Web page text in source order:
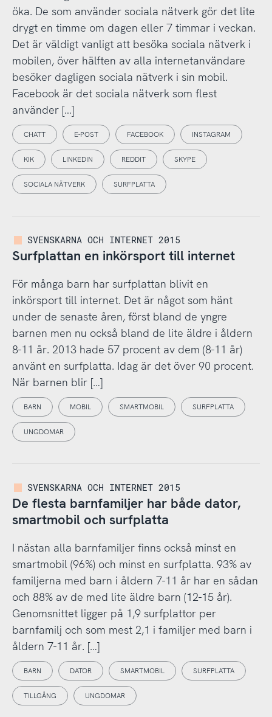
öka. De som använder sociala nätverk gör det lite
drygt en timme om dagen eller 7 timmar i veckan.
Det är väldigt vanligt att besöka sociala nätverk i
mobilen, över hälften av alla internetanvändare
besöker dagligen sociala nätverk i sin mobil.
Facebook är det sociala nätverk som flest
använder […]
CHATT E-POST FACEBOOK INSTAGRAM
KIK LINKEDIN REDDIT SKYPE
SOCIALA NÄTVERK SURFPLATTA
SVENSKARNA OCH INTERNET 2015
Surfplattan en inkörsport till internet
För många barn har surfplattan blivit en
inkörsport till internet. Det är något som hänt
under de senaste åren, först bland de yngre
barnen men nu också bland de lite äldre i åldern
8-11 år. 2013 hade 57 procent av dem (8-11 år)
använt en surfplatta. Idag är det över 90 procent.
När barnen blir […]
BARN MOBIL SMARTMOBIL SURFPLATTA
UNGDOMAR
SVENSKARNA OCH INTERNET 2015
De flesta barnfamiljer har både dator,
smartmobil och surfplatta
I nästan alla barnfamiljer finns också minst en
smartmobil (96%) och minst en surfplatta. 93% av
familjerna med barn i åldern 7-11 år har en sådan
och 88% av de med lite äldre barn (12-15 år).
Genomsnittet ligger på 1,9 surfplattor per
barnfamilj och som mest 2,1 i familjer med barn i
åldern 7-11 år. […]
BARN DATOR SMARTMOBIL SURFPLATTA
TILLGÅNG UNGDOMAR